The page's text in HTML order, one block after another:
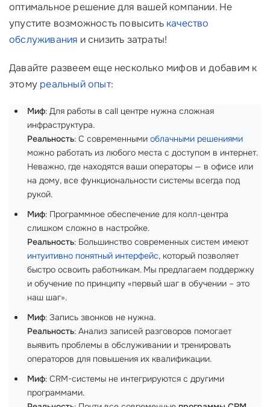
оптимальное решение для вашей компании. Не
упустите возможность повысить качество
обслуживания и снизить затраты!
Давайте развеем еще несколько мифов и добавим к
этому реальный опыт:
Миф: Для работы в call центре нужна сложная
инфраструктура.
Реальность: С современными облачными решениями
можно работать из любого места с доступом в интернет.
Неважно, где находятся ваши операторы — в офисе или
на дому, все функциональности системы всегда под
рукой.
Миф: Программное обеспечение для колл-центра
слишком сложно в настройке.
Реальность: Большинство современных систем имеют
интуитивно понятный интерфейс, который позволяет
быстро освоить работникам. Мы предлагаем поддержку
и обучение по принципу «первый шаг в обучении – это
наш шаг».
Миф: Запись звонков не нужна.
Реальность: Анализ записей разговоров помогает
выявить проблемы в обслуживании и тренировать
операторов для повышения их квалификации.
Миф: CRM-системы не интегрируются с другими
программами.